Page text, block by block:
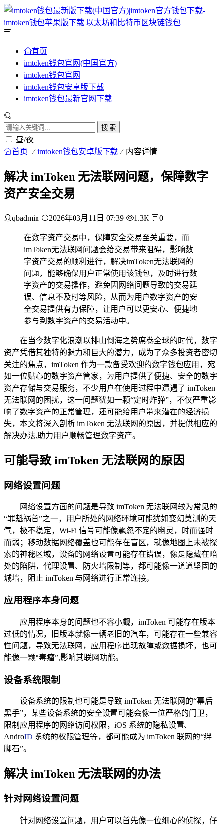
首页
imtoken钱包官网(中国官方)
imtoken钱包官网
imtoken钱包安卓版下载
imtoken钱包最新官网下载
搜 索
昼/夜
首页 imtoken钱包安卓版下载 内容详情
解决 imToken 无法联网问题，保障数字
资产安全交易
qbadmin 2026年03月11日 07:39 1.3K 0
在数字资产交易中，保障安全交易至关重要，而
imToken无法联网问题会给交易带来阻碍，影响数
字资产交易的顺利进行，解决imToken无法联网的
问题，能够确保用户正常使用该钱包，及时进行数
字资产的交易操作，避免因网络问题导致的交易延
误、信息不及时等风险，从而为用户数字资产的安
全交易提供有力保障，让用户可以更安心、便捷地
参与到数字资产的交易活动中。
在当今数字化浪潮以排山倒海之势席卷全球的时代，数字
资产凭借其独特的魅力和巨大的潜力，成为了众多投资者密切
关注的焦点，imToken 作为一款备受欢迎的数字钱包应用，宛
如一位贴心的数字资产管家，为用户提供了便捷、安全的数字
资产存储与交易服务，不少用户在使用过程中遭遇了 imToken
无法联网的困扰，这一问题犹如一颗“定时炸弹”，不仅严重影
响了数字资产的正常管理，还可能给用户带来潜在的经济损
失，本文将深入剖析 imToken 无法联网的原因，并提供相应的
解决办法,助力用户顺畅管理数字资产。
可能导致 imToken 无法联网的原因
网络设置问题
网络设置方面的问题是导致 imToken 无法联网较为常见的
“罪魁祸首”之一，用户所处的网络环境可能犹如变幻莫测的天
气，极不稳定，Wi-Fi 信号可能像飘忽不定的幽灵，时而强时
而弱；移动数据网络覆盖也可能存在盲区，就像地图上未被探
索的神秘区域，设备的网络设置可能存在错误，像是隐藏在暗
处的陷阱，代理设置、防火墙限制等，都可能像一道道坚固的
城墙，阻止 imToken 与网络进行正常连接。
应用程序本身问题
应用程序本身的问题也不容小觑，imToken 可能存在版本
过低的情况，旧版本就像一辆老旧的汽车，可能存在一些兼容
性问题，导致无法联网，应用程序出现故障或数据损坏，也可
能像一颗“毒瘤”,影响其联网功能。
设备系统限制
设备系统的限制也可能是导致 imToken 无法联网的“幕后
黑手”，某些设备系统的安全设置可能会像一位严格的门卫，
限制应用程序的网络访问权限，iOS 系统的隐私设置、
AndroID 系统的权限管理等，都可能成为 imToken 联网的“绊
脚石”。
解决 imToken 无法联网的办法
针对网络设置问题
针对网络设置问题，用户可以首先像一位细心的侦探，仔